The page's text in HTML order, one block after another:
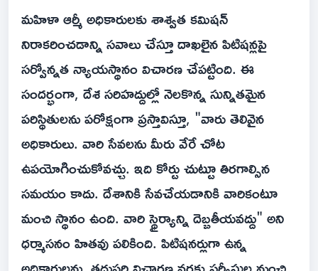
మహిళా ఆర్మీ అధికారులకు శాశ్వత కమిషన్
నిరాకరించడాన్ని సవాలు చేస్తూ దాఖలైన పిటిషన్లపై
సర్వోన్నత న్యాయస్థానం విచారణ చేపట్టింది. ఈ
సందర్భంగా, దేశ సరిహద్దుల్లో నెలకొన్న సున్నితమైన
పరిస్థితులను పరోక్షంగా ప్రస్తావిస్తూ, "వారు తెలివైన
అధికారులు. వారి సేవలను మీరు వేరే చోట
ఉపయోగించుకోవచ్చు. ఇది కోర్టు చుట్టూ తిరగాల్సిన
సమయం కాదు. దేశానికి సేవచేయడానికి వారికంటూ
మంచి స్థానం ఉంది. వారి స్థైర్యాన్ని దెబ్బతీయవద్దు" అని
ధర్మాసనం హితవు పలికింది. పిటిషనర్లుగా ఉన్న